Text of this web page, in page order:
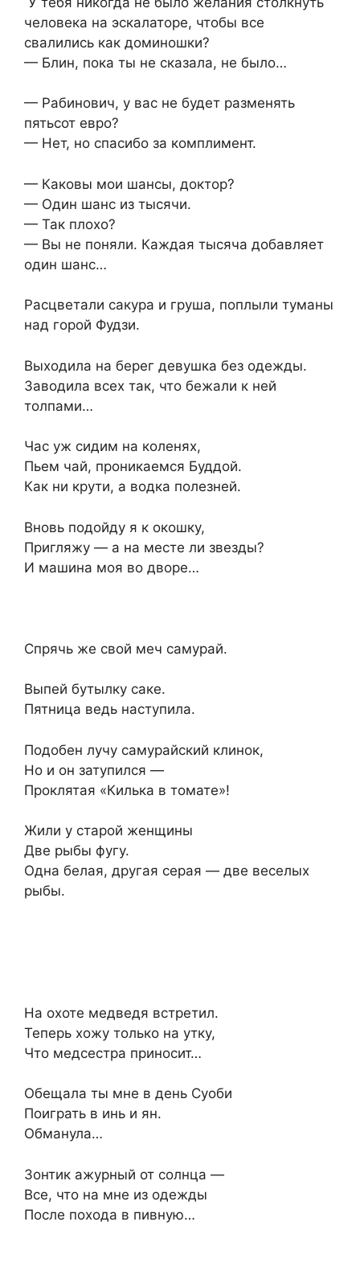
человека на эскалаторе, чтобы все
свалились как доминошки?
— Блин, пока ты не сказала, не было…
— Рабинович, у вас не будет разменять
пятьсот евро?
— Нет, но спасибо за комплимент.
— Каковы мои шансы, доктор?
— Один шанс из тысячи.
— Так плохо?
— Вы не поняли. Каждая тысяча добавляет
один шанс…
Расцветали сакура и груша, поплыли туманы
над горой Фудзи.
Выходила на берег девушка без одежды.
Заводила всех так, что бежали к ней
толпами…
Час уж сидим на коленях,
Пьем чай, проникаемся Буддой.
Как ни крути, а водка полезней.
Вновь подойду я к окошку,
Пригляжу — а на месте ли звезды?
И машина моя во дворе…
Спрячь же свой меч самурай.
Выпей бутылку саке.
Пятница ведь наступила.
Подобен лучу самурайский клинок,
Но и он затупился —
Проклятая «Килька в томате»!
Жили у старой женщины
Две рыбы фугу.
Одна белая, другая серая — две веселых
рыбы.
На охоте медведя встретил.
Теперь хожу только на утку,
Что медсестра приносит…
Обещала ты мне в день Суоби
Поиграть в инь и ян.
Обманула…
Зонтик ажурный от солнца —
Все, что на мне из одежды
После похода в пивную…